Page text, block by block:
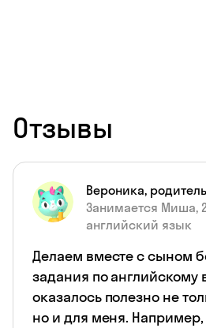
Отзывы
Вероника, родитель
Занимается Миша,
английский язык
Делаем вместе с сыном
задания по английскому
оказалось полезно не
но и для меня.